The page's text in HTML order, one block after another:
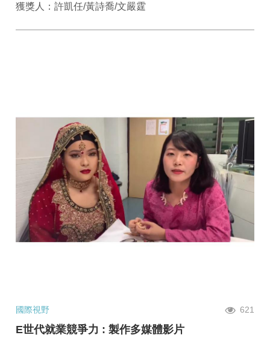
獲獎人：許凱任/黃詩喬/文嚴霆
國際視野 621
E世代就業競爭力 : 製作多媒體影片